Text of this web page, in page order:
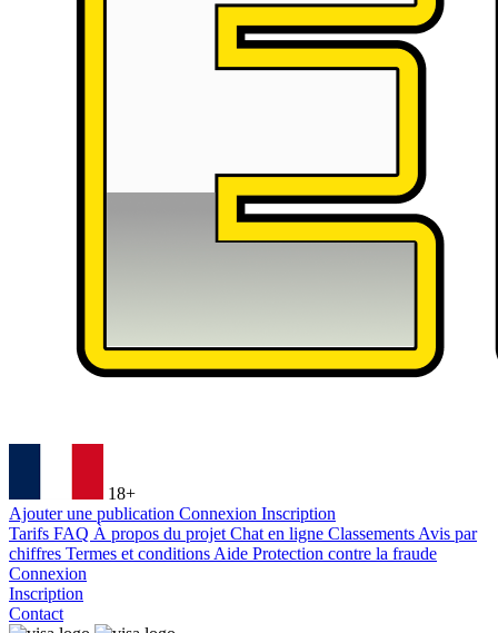
18+
Ajouter une publication Connexion Inscription
Tarifs FAQ À propos du projet Chat en ligne Classements Avis par
chiffres Termes et conditions Aide Protection contre la fraude
Connexion
Inscription
Contact